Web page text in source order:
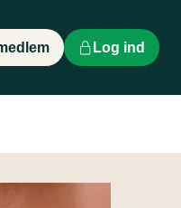
Log ind